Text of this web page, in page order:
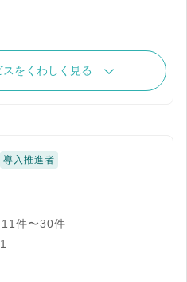
をくわしく見る
導入推進者
件〜30件